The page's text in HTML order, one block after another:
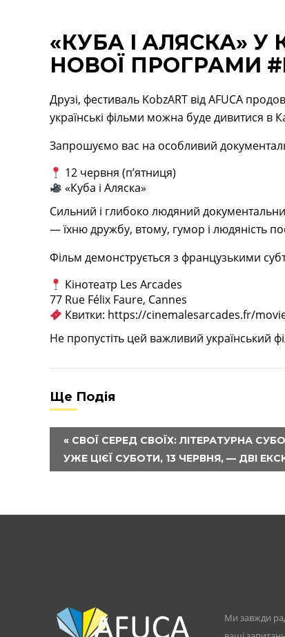
«КУБА І АЛЯСКА»
НОВОЇ ПРОГРАМИ
Друзі, фестиваль KobzART від AFUCA
українські фільми можна буде дивитися в
Запрошуємо вас на особливий
12 червня (п’ятниця)
«Куба і Аляска»
Сильний і глибоко людяний
— їхню дружбу, втому, гумор і людяність
Фільм демонструється з французькими
Кінотеатр Les Arcades
77 Rue Félix Faure, Cannes
Квитки: https://cinemalesarcades.fr/
Не пропустіть цей важливий український
Ще Подія
« СВОЇ СЕРЕД СВОЇХ: ЛІТЕРАТУРНА
УЖЕ ЦІЄЇ СУБОТИ, 13 ЧЕРВНЯ, — ДВІ
Ми завжди